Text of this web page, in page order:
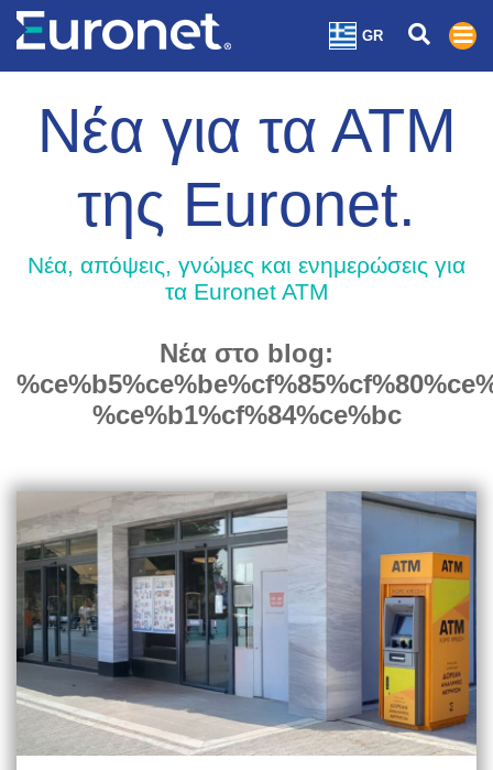
GR
Νέα για τα ΑΤΜ
της Euronet.
Nέα, απόψεις, γνώμες και ενημερώσεις για
τα Euronet ATM
Νέα στο blog:
%ce%b1%cf%84%ce%bc